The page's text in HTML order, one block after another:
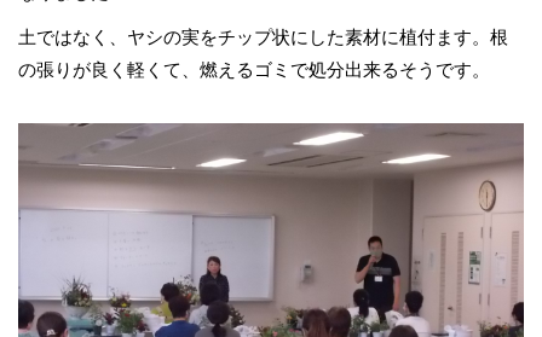
土ではなく、ヤシの実をチップ状にした素材に植付ます。根
の張りが良く軽くて、燃えるゴミで処分出来るそうです。